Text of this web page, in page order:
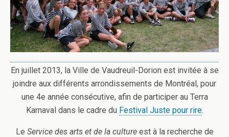
En juillet 2013, la Ville de Vaudreuil-Dorion est invitée à se
joindre aux différents arrondissements de Montréal, pour
une 4e année consécutive, afin de participer au Terra
Karnaval dans le cadre du Festival Juste pour rire.
Le Service des arts et de la cultureest à la recherche de